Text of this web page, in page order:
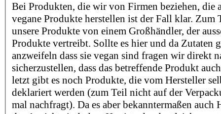
Bei Produkten, die wir von Firmen beziehen, die
vegane Produkte herstellen ist der Fall klar. Zum
unsere Produkte von einem Großhändler, der
Produkte vertreibt. Sollte es hier und da Zutaten
anzweifeln dass sie vegan sind fragen wir direkt
sicherzustellen, dass das betreffende Produkt
letzt gibt es noch Produkte, die vom Hersteller
deklariert werden (zum Teil nicht auf der
mal nachfragt). Da es aber bekanntermaßen auch